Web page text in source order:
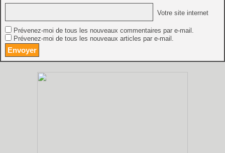
Votre site internet
Prévenez-moi de tous les nouveaux commentaires par e-mail.
Prévenez-moi de tous les nouveaux articles par e-mail.